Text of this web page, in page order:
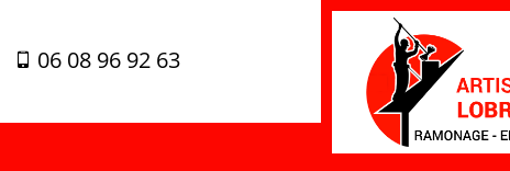
06 08 96 92 63